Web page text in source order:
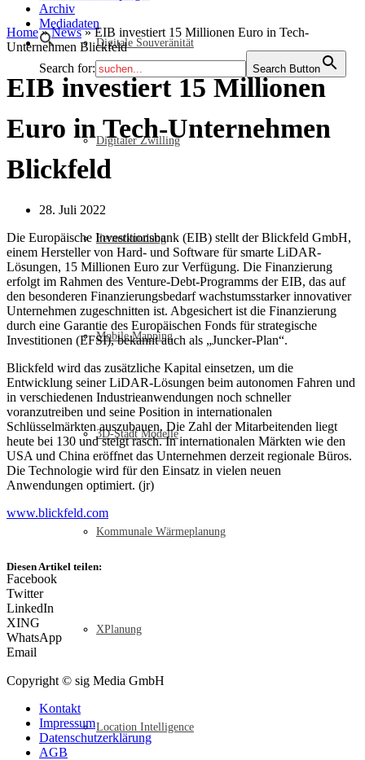
Digitale Souveränität
Digitaler Zwilling
Fernerkundung
Mobile Mapping
3D-Stadt Modelle
Kommunale Wärmeplanung
XPlanung
Location Intelligence
Archiv
Mediadaten
Search for: Search Button
Home»News»EIB investiert 15 Millionen Euro in Tech-
Unternehmen Blickfeld
EIB investiert 15 Millionen
Euro in Tech-Unternehmen
Blickfeld
28. Juli 2022
Die Europäische Investitionsbank (EIB) stellt der Blickfeld GmbH,
einem Hersteller von Hard- und Software für smarte LiDAR-
Lösungen, 15 Millionen Euro zur Verfügung. Die Finanzierung
erfolgt im Rahmen des Venture-Debt-Programms der EIB, das auf
den besonderen Finanzierungsbedarf wachstumsstarker innovativer
Unternehmen zugeschnitten ist. Abgesichert ist die Finanzierung
durch eine Garantie des Europäischen Fonds für strategische
Investitionen (EFSI), bekannt auch als „Juncker-Plan“.
Blickfeld wird das zusätzliche Kapital einsetzen, um die
Entwicklung seiner LiDAR-Lösungen beim autonomen Fahren und
in verschiedenen Industrieanwendungen noch schneller
voranzutreiben und seine Position in internationalen
Schlüsselmärkten auszubauen. Die Zahl der Mitarbeitenden liegt
heute bei 130 und steigt rasch. In internationalen Märkten wie den
USA und China eröffnet das Unternehmen derzeit regionale Büros.
Die Technologie wird für den Einsatz in vielen neuen
Anwendungen optimiert. (jr)
www.blickfeld.com
Diesen Artikel teilen:
Facebook
Twitter
LinkedIn
XING
WhatsApp
Email
Copyright © sig Media GmbH
Kontakt
Impressum
Datenschutzerklärung
AGB